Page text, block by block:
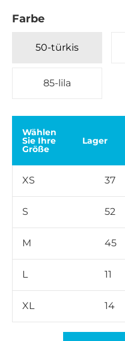
Farbe
50-türkis
85-lila
Wählen
Sie Ihre
Größe
Lager
XS 37
S 52
M 45
L 11
XL 14